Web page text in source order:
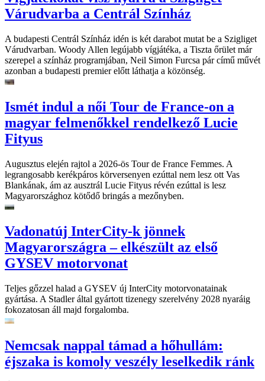
Várudvarba a Centrál Színház
A budapesti Centrál Színház idén is két darabot mutat be a Szigliget
Várudvarban. Woody Allen legújabb vígjátéka, a Tiszta őrület már
szerepel a színház programjában, Neil Simon Furcsa pár című művét
azonban a budapesti premier előtt láthatja a közönség.
Ismét indul a női Tour de France-on a
magyar felmenőkkel rendelkező Lucie
Fityus
Augusztus elején rajtol a 2026-ös Tour de France Femmes. A
legrangosabb kerékpáros körversenyen ezúttal nem lesz ott Vas
Blankának, ám az ausztrál Lucie Fityus révén ezúttal is lesz
Magyarországhoz kötődő bringás a mezőnyben.
Vadonatúj InterCity-k jönnek
Magyarországra – elkészült az első
GYSEV motorvonat
Teljes gőzzel halad a GYSEV új InterCity motorvonatainak
gyártása. A Stadler által gyártott tizenegy szerelvény 2028 nyaráig
fokozatosan áll majd forgalomba.
Nemcsak nappal támad a hőhullám:
éjszaka is komoly veszély leselkedik ránk